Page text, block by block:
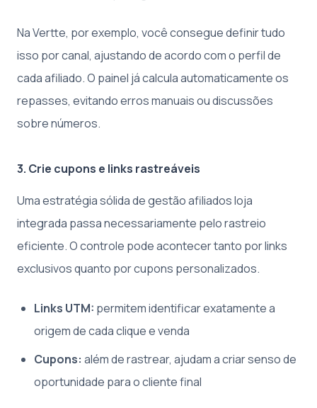
Na Vertte, por exemplo, você consegue definir tudo
isso por canal, ajustando de acordo com o perfil de
cada afiliado. O painel já calcula automaticamente os
repasses, evitando erros manuais ou discussões
sobre números.
3. Crie cupons e links rastreáveis
Uma estratégia sólida de gestão afiliados loja
integrada passa necessariamente pelo rastreio
eficiente. O controle pode acontecer tanto por links
exclusivos quanto por cupons personalizados.
Links UTM: permitem identificar exatamente a
origem de cada clique e venda
Cupons: além de rastrear, ajudam a criar senso de
oportunidade para o cliente final